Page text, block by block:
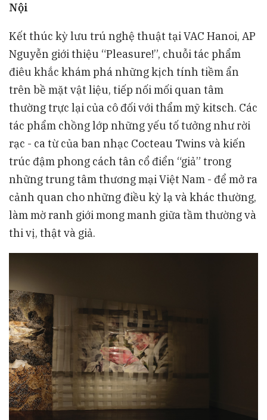
Nội
Kết thúc kỳ lưu trú nghệ thuật tại VAC Hanoi, AP
Nguyễn giới thiệu “Pleasure!”, chuỗi tác phẩm
điêu khắc khám phá những kịch tính tiềm ẩn
trên bề mặt vật liệu, tiếp nối mối quan tâm
thường trực lại của cô đối với thẩm mỹ kitsch. Các
tác phẩm chồng lớp những yếu tố tưởng như rời
rạc - ca từ của ban nhạc Cocteau Twins và kiến
trúc đậm phong cách tân cổ điển “giả” trong
những trung tâm thương mại Việt Nam - để mở ra
cảnh quan cho những điều kỳ lạ và khác thường,
làm mờ ranh giới mong manh giữa tầm thường và
thi vị, thật và giả.